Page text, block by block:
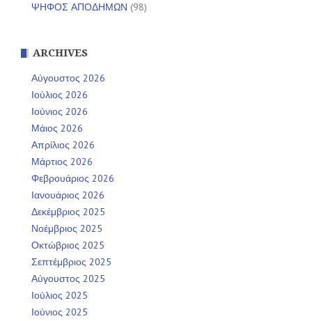
ΨΗΦΟΣ ΑΠΟΔΗΜΩΝ (98)
ARCHIVES
Αύγουστος 2026
Ιούλιος 2026
Ιούνιος 2026
Μάιος 2026
Απρίλιος 2026
Μάρτιος 2026
Φεβρουάριος 2026
Ιανουάριος 2026
Δεκέμβριος 2025
Νοέμβριος 2025
Οκτώβριος 2025
Σεπτέμβριος 2025
Αύγουστος 2025
Ιούλιος 2025
Ιούνιος 2025